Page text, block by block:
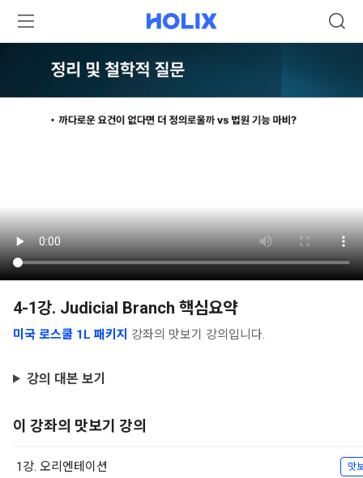
4-1강. Judicial Branch 핵심요약
미국 로스쿨 1L 패키지 강좌의 맛보기 강의입니다.
강의 대본 보기
이 강좌의 맛보기 강의
1강. 오리엔테이션 맛